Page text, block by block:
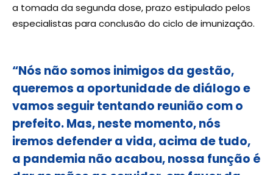
a tomada da segunda dose, prazo estipulado pelos
especialistas para conclusão do ciclo de imunização.
“Nós não somos inimigos da gestão,
queremos a oportunidade de diálogo e
vamos seguir tentando reunião com o
prefeito. Mas, neste momento, nós
iremos defender a vida, acima de tudo,
a pandemia não acabou, nossa função é